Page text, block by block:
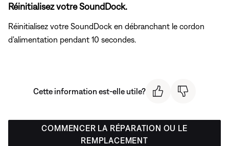
Réinitialisez votre SoundDock.
Réinitialisez votre SoundDock en débranchant le cordon
d'alimentation pendant 10 secondes.
Cette information est-elle utile?
COMMENCER LA RÉPARATION OU LE
REMPLACEMENT